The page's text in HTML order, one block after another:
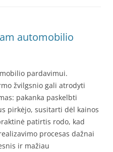
automobilio
pardavimui.
žvilgsnio gali atrodyti
pakanka paskelbti
pirkėjo, susitarti dėl kainos
patirtis rodo, kad
procesas dažnai
ir mažiau